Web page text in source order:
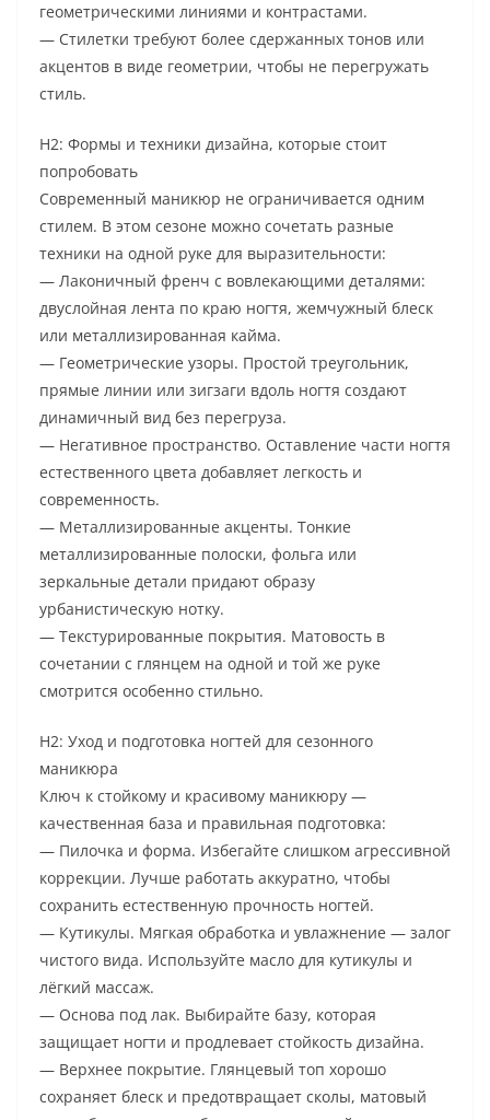
геометрическими линиями и контрастами.
— Стилетки требуют более сдержанных тонов или
акцентов в виде геометрии, чтобы не перегружать
стиль.
H2: Формы и техники дизайна, которые стоит
попробовать
Современный маникюр не ограничивается одним
стилем. В этом сезоне можно сочетать разные
техники на одной руке для выразительности:
— Лаконичный френч с вовлекающими деталями:
двуслойная лента по краю ногтя, жемчужный блеск
или металлизированная кайма.
— Геометрические узоры. Простой треугольник,
прямые линии или зигзаги вдоль ногтя создают
динамичный вид без перегруза.
— Негативное пространство. Оставление части ногтя
естественного цвета добавляет легкость и
современность.
— Металлизированные акценты. Тонкие
металлизированные полоски, фольга или
зеркальные детали придают образу
урбанистическую нотку.
— Текстурированные покрытия. Матовость в
сочетании с глянцем на одной и той же руке
смотрится особенно стильно.
H2: Уход и подготовка ногтей для сезонного
маникюра
Ключ к стойкому и красивому маникюру —
качественная база и правильная подготовка:
— Пилочка и форма. Избегайте слишком агрессивной
коррекции. Лучше работать аккуратно, чтобы
сохранить естественную прочность ногтей.
— Кутикулы. Мягкая обработка и увлажнение — залог
чистого вида. Используйте масло для кутикулы и
лёгкий массаж.
— Основа под лак. Выбирайте базу, которая
защищает ногти и продлевает стойкость дизайна.
— Верхнее покрытие. Глянцевый топ хорошо
сохраняет блеск и предотвращает сколы, матовый